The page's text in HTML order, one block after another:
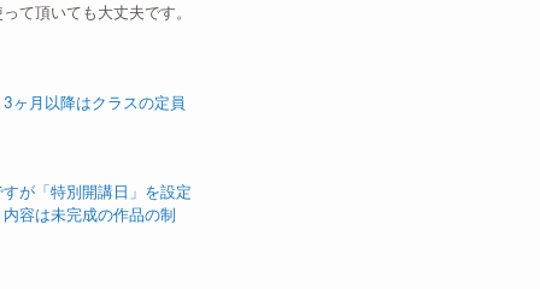
て頂いても大丈夫です。
ヶ月以降はクラスの定員
が「特別開講日」を設定
容は未完成の作品の制